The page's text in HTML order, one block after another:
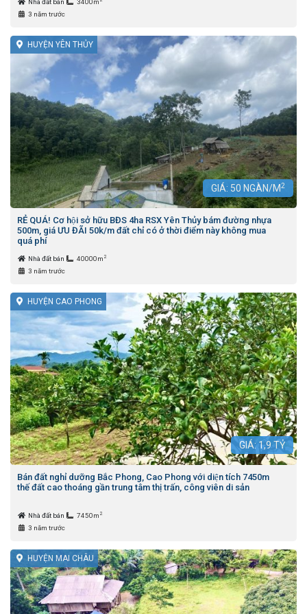
Nhà đất bán 3400m
3 năm trước
HUYỆN YÊN THỦY
GIÁ: 50 NGÀN/M2
RẺ QUÁ! Cơ hội sở hữu BĐS 4ha RSX Yên Thủy bám đường nhựa
500m, giá ƯU ĐÃI 50k/m đất chỉ có ở thời điểm này không mua
quá phí
Nhà đất bán 40000m 2
3 năm trước
HUYỆN CAO PHONG
GIÁ: 1,9 TỶ
Bán đất nghỉ dưỡng Bắc Phong, Cao Phong với diện tích 7450m
thế đất cao thoáng gần trung tâm thị trấn, công viên di sản
Nhà đất bán 7450m 2
3 năm trước
HUYỆN MAI CHÂU